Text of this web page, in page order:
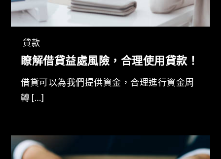
貸款
瞭解借貸益處風險，合理使用貸款！
借貸可以為我們提供資金，合理進行資金周
轉 […]